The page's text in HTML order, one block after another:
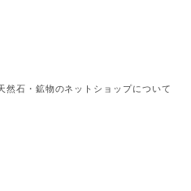
石・鉱物のネットショップについて